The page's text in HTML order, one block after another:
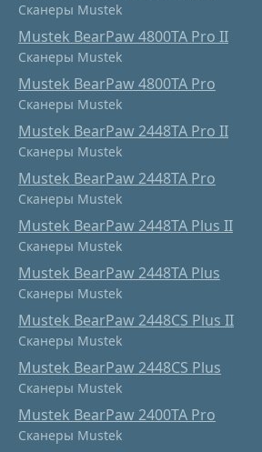
Сканеры Mustek
Mustek BearPaw 4800TA Pro II
Сканеры Mustek
Mustek BearPaw 4800TA Pro
Сканеры Mustek
Mustek BearPaw 2448TA Pro II
Сканеры Mustek
Mustek BearPaw 2448TA Pro
Сканеры Mustek
Mustek BearPaw 2448TA Plus II
Сканеры Mustek
Mustek BearPaw 2448TA Plus
Сканеры Mustek
Mustek BearPaw 2448CS Plus II
Сканеры Mustek
Mustek BearPaw 2448CS Plus
Сканеры Mustek
Mustek BearPaw 2400TA Pro
Сканеры Mustek